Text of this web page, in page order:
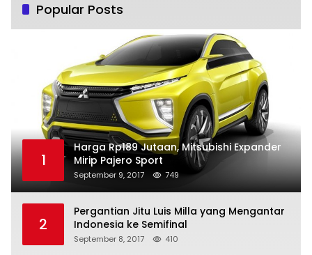
Popular Posts
1
Harga Rp189 Jutaan, Mitsubishi Expander
Mirip Pajero Sport
September 9, 2017 749
2
Pergantian Jitu Luis Milla yang Mengantar
Indonesia ke Semifinal
September 8, 2017 410